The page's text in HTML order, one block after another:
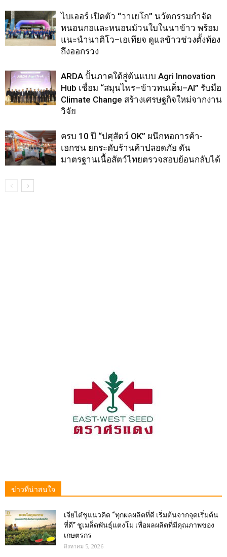
ไบเออร์ เปิดตัว “วาเยโก” นวัตกรรมกำจัด
หนอนกอและหนอนม้วนใบในนาข้าว พร้อม
แนะนำนาติโว–เอเทียจ ดูแลข้าวช่วงตั้งท้อง
ถึงออกรวง
ARDA ปั้นภาคใต้สู่ต้นแบบ Agri Innovation
Hub เชื่อม “สมุนไพร–ข้าวทนเค็ม–AI” รับมือ
Climate Change สร้างเศรษฐกิจใหม่จากงาน
วิจัย
ครบ 10 ปี “ปศุสัตว์ OK” ผนึกหอการค้า-
เอกชน ยกระดับร้านค้าปลอดภัย ดัน
มาตรฐานเนื้อสัตว์ไทยตรวจสอบย้อนกลับได้
ข่าวที่น่าสนใจ
เจียไต๋ชูแนวคิด “ทุกผลผลิตที่ดี เริ่มต้นจากจุดเริ่มต้น
ที่ดี” ชูเมล็ดพันธุ์แตงโม เพื่อผลผลิตที่มีคุณภาพของ
เกษตรกร
สิงหาคม 5, 2026